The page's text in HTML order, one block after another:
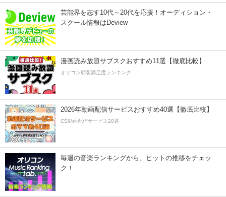
芸能界を志す10代～20代を応援！オーディション・
スクール情報はDeview
漫画読み放題サブスクおすすめ11選【徹底比較】
オリコン顧客満足度ランキング
2026年動画配信サービスおすすめ40選【徹底比較】
CS動画配信サービス20選
毎週の音楽ランキングから、ヒットの推移をチェッ
ク！